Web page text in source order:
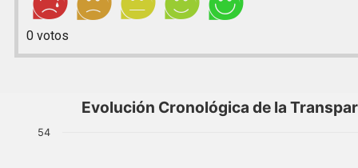
0votos
Evolución Cronológica de la
54